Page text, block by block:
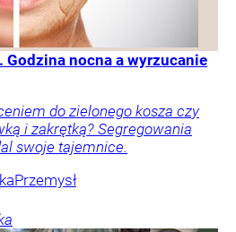
Godzina nocna a wyrzucanie
do zielonego kosza czy
i zakrętką? Segregowania
swoje tajemnice.
Przemysł